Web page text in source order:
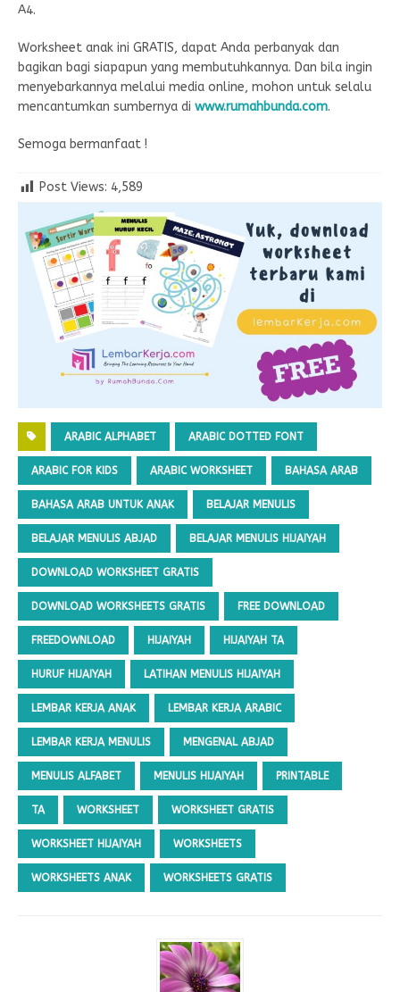
A4.
Worksheet anak ini GRATIS, dapat Anda perbanyak dan
bagikan bagi siapapun yang membutuhkannya. Dan bila ingin
menyebarkannya melalui media online, mohon untuk selalu
mencantumkan sumbernya di www.rumahbunda.com.
Semoga bermanfaat !
Post Views: 4,589
ARABIC ALPHABET ARABIC DOTTED FONT
ARABIC FOR KIDS ARABIC WORKSHEET BAHASA ARAB
BAHASA ARAB UNTUK ANAK BELAJAR MENULIS
BELAJAR MENULIS ABJAD BELAJAR MENULIS HIJAIYAH
DOWNLOAD WORKSHEET GRATIS
DOWNLOAD WORKSHEETS GRATIS FREE DOWNLOAD
FREEDOWNLOAD HIJAIYAH HIJAIYAH TA
HURUF HIJAIYAH LATIHAN MENULIS HIJAIYAH
LEMBAR KERJA ANAK LEMBAR KERJA ARABIC
LEMBAR KERJA MENULIS MENGENAL ABJAD
MENULIS ALFABET MENULIS HIJAIYAH PRINTABLE
TA WORKSHEET WORKSHEET GRATIS
WORKSHEET HIJAIYAH WORKSHEETS
WORKSHEETS ANAK WORKSHEETS GRATIS